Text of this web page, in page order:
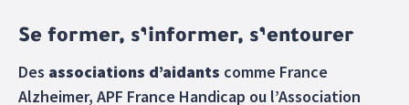
Se former, s’informer, s’entourer
Des associations d’aidants comme France
Alzheimer, APF France Handicap ou l’Association